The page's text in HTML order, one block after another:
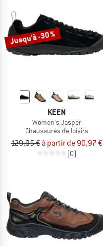
Jusqu'à -30 %
KEEN
Women's Jasper
Chaussures de loisirs
129,95 € à partir de 90,97 €
(0)